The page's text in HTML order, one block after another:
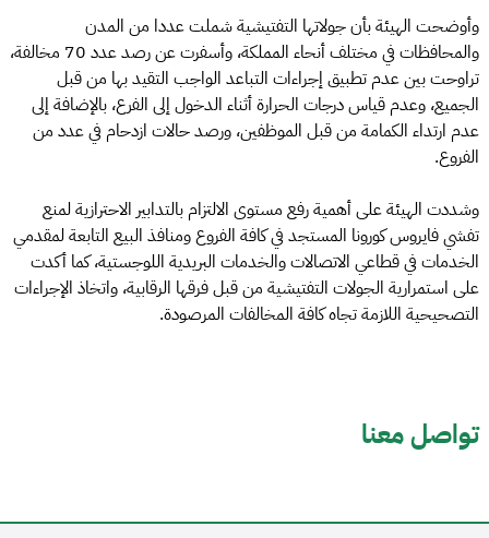
وأوضحت الهيئة بأن جولاتها التفتيشية شملت عددا من المدن
والمحافظات في مختلف أنحاء المملكة، وأسفرت عن رصد عدد 70 مخالفة،
تراوحت بين عدم تطبيق إجراءات التباعد الواجب التقيد بها من قبل
الجميع، وعدم قياس درجات الحرارة أثناء الدخول إلى الفرع، بالإضافة إلى
عدم ارتداء الكمامة من قبل الموظفين، ورصد حالات ازدحام في عدد من
الفروع.
وشددت الهيئة على أهمية رفع مستوى الالتزام بالتدابير الاحترازية لمنع
تفشي فايروس كورونا المستجد في كافة الفروع ومنافذ البيع التابعة لمقدمي
الخدمات في قطاعي الاتصالات والخدمات البريدية اللوجستية، كما أكدت
على استمرارية الجولات التفتيشية من قبل فرقها الرقابية، واتخاذ الإجراءات
التصحيحية اللازمة تجاه كافة المخالفات المرصودة.
تواصل معنا